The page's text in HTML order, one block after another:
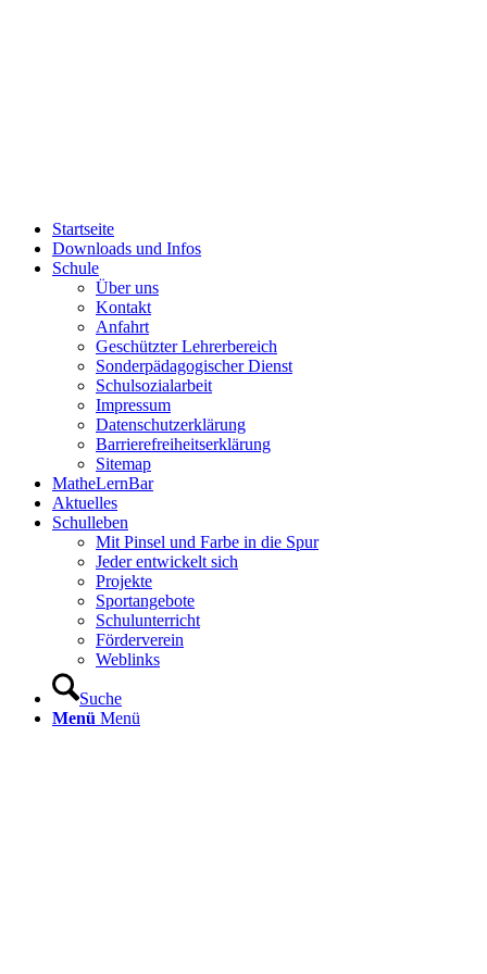
Startseite
Downloads und Infos
Schule
Über uns
Kontakt
Anfahrt
Geschützter Lehrerbereich
Sonderpädagogischer Dienst
Schulsozialarbeit
Impressum
Datenschutzerklärung
Barrierefreiheitserklärung
Sitemap
MatheLernBar
Aktuelles
Schulleben
Mit Pinsel und Farbe in die Spur
Jeder entwickelt sich
Projekte
Sportangebote
Schulunterricht
Förderverein
Weblinks
Suche
Menü Menü